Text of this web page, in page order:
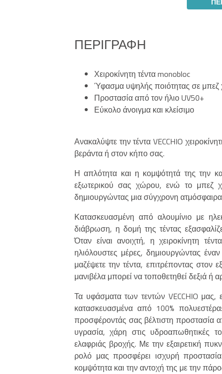
ΠΕΡΙΓΡΑΦΉ
Χειροκίνητη τέντα monobloc
Ύφασμα υψηλής ποιότητας σε
Προστασία από τον ήλιο UV50+
Εύκολο άνοιγμα και κλείσιμο
Ανακαλύψτε την τέντα VECCHIO
βεράντα ή στον κήπο σας.
Η απλότητα και η κομψότητά της την
εξωτερικού σας χώρου, ενώ το μπεζ
δημιουργώντας μια σύγχρονη
Κατασκευασμένη από αλουμίνιο με
διάβρωση, η δομή της τέντας
Όταν είναι ανοιχτή, η χειροκίνητη
ηλιόλουστες μέρες, δημιουργώντας
μαζέψετε την τέντα, επιτρέποντας
μανιβέλα μπορεί να τοποθετηθεί δεξιά ή
Τα υφάσματα των τεντών VECCHIO μας,
κατασκευασμένα από 100%
προσφέροντάς σας βέλτιστη προστασία
υγρασία, χάρη στις υδροαπωθητικές
ελαφριάς βροχής. Με την εξαιρετική
ρολό μας προσφέρει ισχυρή
κομψότητα και την αντοχή της με την